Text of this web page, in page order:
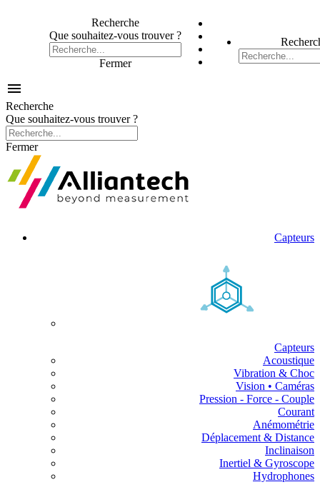
Recherche
Que souhaitez-vous trouver ?
Fermer

Recherche
Que souhaitez-vous trouver ?
Fermer
Capteurs
Capteurs
Acoustique
Vibration & Choc
Vision • Caméras
Pression - Force - Couple
Courant
Anémométrie
Déplacement & Distance
Inclinaison
Inertiel & Gyroscope
Hydrophones